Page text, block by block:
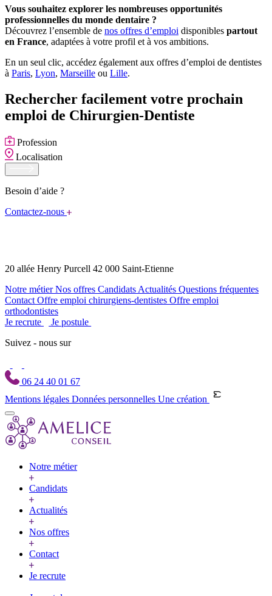
Vous souhaitez explorer les nombreuses opportunités
professionnelles du monde dentaire ?
Découvrez l’ensemble de nos offres d’emploi disponibles partout
en France, adaptées à votre profil et à vos ambitions.
En un seul clic, accédez également aux offres d’emploi de dentistes
à Paris, Lyon, Marseille ou Lille.
Rechercher facilement votre prochain
emploi de Chirurgien-Dentiste
Profession
Localisation
Besoin d’aide ?
Contactez-nous
20 allée Henry Purcell 42 000 Saint-Etienne
Notre métierNos offres Candidats Actualités Questions fréquentes
Contact Offre emploi chirurgiens-dentistes Offre emploi
orthodontistes
Je recrute
Je postule
Suivez - nous sur
06 24 40 01 67
Mentions légales Données personnelles Une création
Notre métier
Candidats
Actualités
Nos offres
Contact
Je recrute